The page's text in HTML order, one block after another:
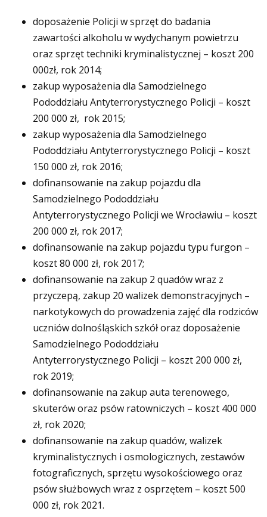
doposażenie Policji w sprzęt do badania
zawartości alkoholu w wydychanym powietrzu
oraz sprzęt techniki kryminalistycznej – koszt 200
000zł, rok 2014;
zakup wyposażenia dla Samodzielnego
Pododdziału Antyterrorystycznego Policji – koszt
200 000 zł, rok 2015;
zakup wyposażenia dla Samodzielnego
Pododdziału Antyterrorystycznego Policji – koszt
150 000 zł, rok 2016;
dofinansowanie na zakup pojazdu dla
Samodzielnego Pododdziału
Antyterrorystycznego Policji we Wrocławiu – koszt
200 000 zł, rok 2017;
dofinansowanie na zakup pojazdu typu furgon –
koszt 80 000 zł, rok 2017;
dofinansowanie na zakup 2 quadów wraz z
przyczepą, zakup 20 walizek demonstracyjnych –
narkotykowych do prowadzenia zajęć dla rodziców
uczniów dolnośląskich szkół oraz doposażenie
Samodzielnego Pododdziału
Antyterrorystycznego Policji – koszt 200 000 zł,
rok 2019;
dofinansowanie na zakup auta terenowego,
skuterów oraz psów ratowniczych – koszt 400 000
zł, rok 2020;
dofinansowanie na zakup quadów, walizek
kryminalistycznych i osmologicznych, zestawów
fotograficznych, sprzętu wysokościowego oraz
psów służbowych wraz z osprzętem – koszt 500
000 zł, rok 2021.